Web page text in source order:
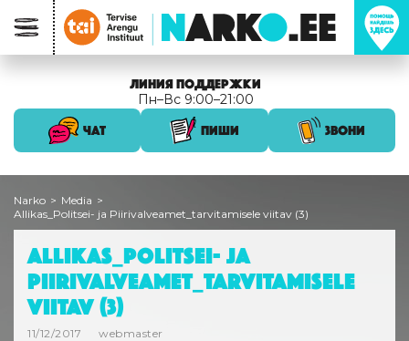
ЛИНИЯ ПОДДЕРЖКИ
Пн–Вс 9:00–21:00
ЧАТ
ПИШИ ЗВОНИ
Narko > Media >
Allikas_Politsei- ja Piirivalveamet_tarvitamisele viitav (3)
ALLIKAS_POLITSEI- JA
PIIRIVALVEAMET_TARVITAMISELE
VIITAV (3)
11/12/2017 webmaster